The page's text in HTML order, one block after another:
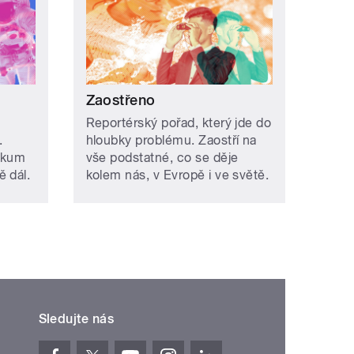
dál.
Zaostřeno
Reportérský pořad, který jde do
hloubky problému. Zaostří na
vše podstatné, co se děje
kolem nás, v Evropě i ve světě.
Sledujte nás